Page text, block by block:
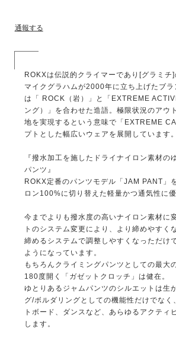
通報する
ROKXは伝説的クライマーであり[グラミチ
マイクグラハムが2000年に立ち上げたブ
は「 ROCK（岩）」と「EXTREME
ング）」を合わせた造語。極限状況のアウ
地を実現するという意味で「EXTREME
プトとした幅広いウェアを展開しています。
『撥水加工を施したドライナイロン素材の
パンツ』
ROKX定番のパンツモデル「JAM PANT」
ロン100%に切り替えた軽量かつ通気性に優
今までよりも撥水度の高いナイロン素材に
トのシステム変更により、より締めやすく
締めるシステムで調整しやすくなっただけ
ようになっています。
もちろんクライミングパンツとしての最大
180度開く「ガゼットクロッチ」は健在。
ゆとりあるジャムパンツのシルエットは生
グ/ボルダリングとしての機能性だけでなく
トボード、ダンスなど、あらゆるアクティ
します。